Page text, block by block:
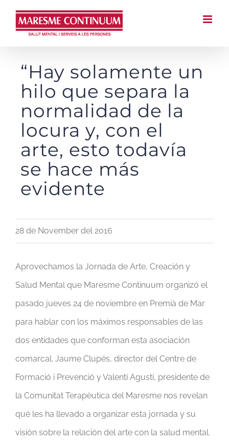
Saltar
“Hay solamente un
hilo que separa la
normalidad de la
locura y, con el
arte, esto todavía
se hace más
evidente
28 de November del 2016
Aprovechamos la Jornada de Arte, Creación y
Salud Mental que Maresme Continuum organizó el
pasado jueves 24 de noviembre en Premià de Mar
para hablar con los máximos responsables de las
dos entidades que conforman esta asociación
comarcal. Jaume Clupés, director del Centre de
Formació i Prevenció y Valentí Agustí, presidente de
la Comunitat Terapèutica del Maresme nos revelan
qué les ha llevado a organizar esta jornada y su
visión sobre la relación del arte con la salud mental.